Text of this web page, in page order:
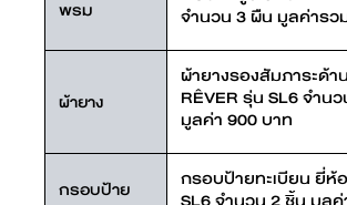
พรม จำนวน 3 ผืน มูลค่ารว
ผ้ายาง
ผ้ายางรองสัมภาระด้
RÊVER รุ่น SL6 จำน
มูลค่า 900 บาท
กรอบป้าย
กรอบป้ายทะเบียน ยี่ห้